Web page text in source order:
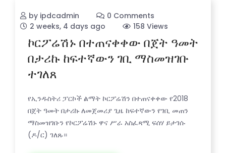
by ipdcadmin
0 Comments
2 weeks, 4 days ago
158 Views
ኮርፖሬሽኑ በተጠናቀቀው በጀት ዓመት
በታሪኩ ከፍተኛውን ገቢ ማስመዝገቡ
ተገለጸ
የኢንዱስትሪ ፓርኮች ልማት ኮርፖሬሽን በተጠናቀቀው የ2018
በጀት ዓመት በታሪኩ ለመጀመሪያ ጊዜ ከፍተኛውን የገቢ መጠን
ማስመዝገቡን የኮርፖሬሽኑ ዋና ሥራ አስፈጻሚ ፍሰሃ ይታገሱ
(ዶ/ር) ገለጹ።